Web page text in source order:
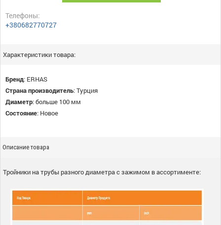
Телефоны:
+380682770727
Характеристики товара:
Бренд: ERHAS
Страна производитель:Турция
Диаметр:больше 100 мм
Состояние: Новое
Описание товара
Тройники на трубы разного диаметра с зажимом в ассортименте: